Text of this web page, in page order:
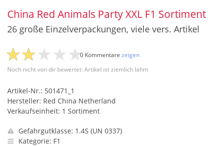
China Red Animals Party XXL F1 Sortiment
26 große Einzelverpackungen, viele vers. Artikel
Noch nicht von dir bewertet: Artikel ist ziemlich lahm
0 Kommentare zeigen
Artikel-Nr.: 501471_1
Hersteller: Red China Netherland
Verkaufseinheit: 1 Sortiment
Gefahrgutklasse: 1.4S (UN 0337)
Kategorie: F1